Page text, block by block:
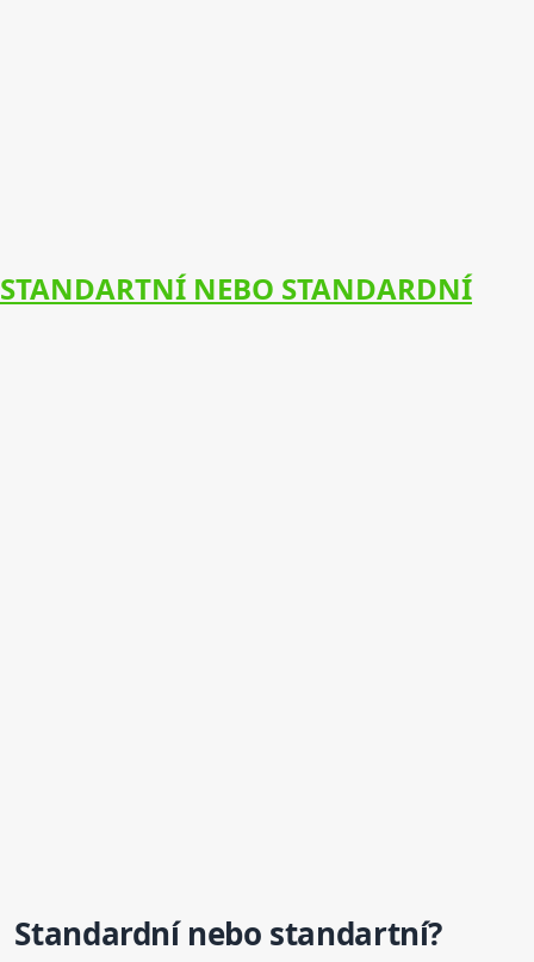
STANDARTNÍ NEBO STANDARDNÍ
Standardnínebo standartní?